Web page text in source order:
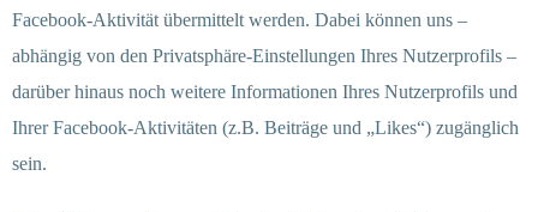
Facebook-Aktivität übermittelt werden. Dabei können uns –
abhängig von den Privatsphäre-Einstellungen Ihres Nutzerprofils –
darüber hinaus noch weitere Informationen Ihres Nutzerprofils und
Ihrer Facebook-Aktivitäten (z.B. Beiträge und „Likes“) zugänglich
sein.